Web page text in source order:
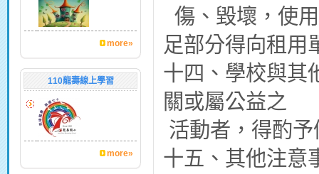
more»
110龍壽線上學習
more»
傷、毀壞，使
足部分得向租用
十四、學校與其
關或屬公益之
活動者，得酌
十五、其他注意